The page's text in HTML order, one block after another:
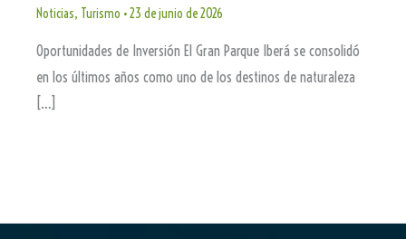
Noticias, Turismo •23 de junio de 2026
Oportunidades de Inversión El Gran Parque Iberá se consolidó
en los últimos años como uno de los destinos de naturaleza
[…]